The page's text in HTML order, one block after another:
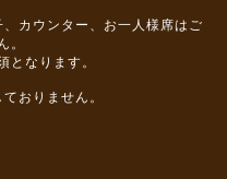
カウンター、お一人様席はご
。
となります。
おりません。